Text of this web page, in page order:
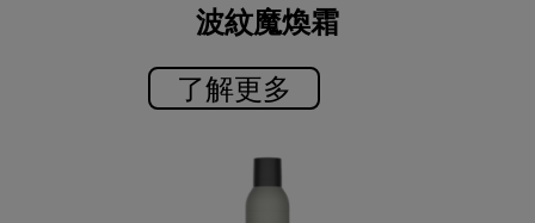
波紋魔煥霜
了解更多